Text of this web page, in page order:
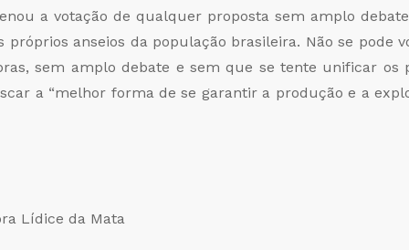
a votação de qualquer proposta sem amplo
anseios da população brasileira. Não se pode
sem amplo debate e sem que se tente unificar os
a “melhor forma de se garantir a produção e a
Lídice da Mata